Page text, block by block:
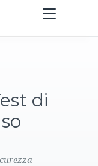
Toggle
navigation
di